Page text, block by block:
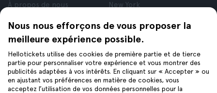
Nous nous efforçons de vous proposer la
meilleure expérience possible.
Hellotickets utilise des cookies de première partie et de tierce
partie pour personnaliser votre expérience et vous montrer des
publicités adaptées à vos intérêts. En cliquant sur « Accepter » ou
en ajustant vos préférences en matière de cookies, vous
acceptez l’utilisation de vos données personnelles pour la
À propos de nous
Affiliés
Avis
Confidentialité
Conditions générales
Mentions Légales
Cookies
New York
Paris
Londres
Grenade
Cracovie
Tenerife